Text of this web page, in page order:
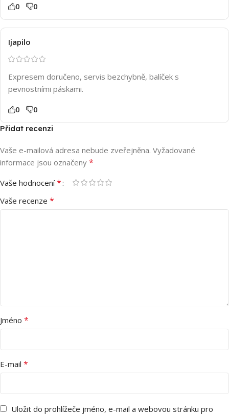
0 0
Ijapilo
Expresem doručeno, servis bezchybně, balíček s
pevnostními páskami.
0 0
Přidat recenzi
Vaše e-mailová adresa nebude zveřejněna. Vyžadované
informace jsou označeny *
Vaše hodnocení*
Vaše recenze *
Jméno *
E-mail *
Uložit do prohlížeče jméno, e-mail a webovou stránku pro